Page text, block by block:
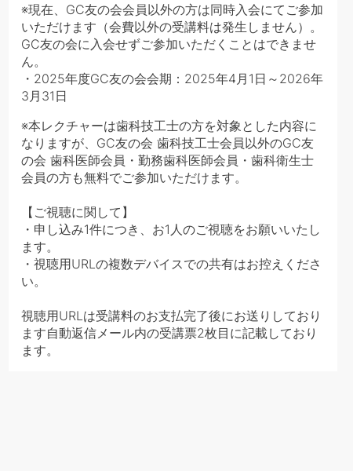
※現在、GC友の会会員以外の方は同時入会にてご参加
いただけます（会費以外の受講料は発生しません）。
GC友の会に入会せずご参加いただくことはできませ
ん。
・2025年度GC友の会会期：2025年4月1日～2026年
3月31日
※本レクチャーは歯科技工士の方を対象とした内容に
なりますが、GC友の会 歯科技工士会員以外のGC友
の会 歯科医師会員・勤務歯科医師会員・歯科衛生士
会員の方も無料でご参加いただけます。
【ご視聴に関して】
・申し込み1件につき、お1人のご視聴をお願いいたし
ます。
・視聴用URLの複数デバイスでの共有はお控えくださ
い。
視聴用URLは受講料のお支払完了後にお送りしており
ます自動返信メール内の受講票2枚目に記載しており
ます。